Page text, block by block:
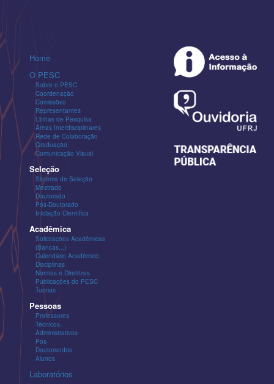
Home
O PESC
Sobre o PESC
Coordenação
Comissões
Representantes
Linhas de Pesquisa
Áreas Interdisciplinares
Rede de Colaboração
Graduação
Comunicação Visual
Seleção
Sistema de Seleção
Mestrado
Doutorado
Pós-Doutorado
Iniciação Científica
Acadêmica
Solicitações Acadêmicas
(Bancas...)
Calendário Acadêmico
Disciplinas
Normas e Diretrizes
Publicações do PESC
Turmas
Pessoas
Professores
Técnicos-
Administrativos
Pós-
Doutorandos
Alunos
Laboratórios